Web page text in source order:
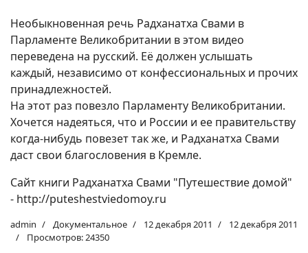
Необыкновенная речь Радханатха Свами в
Парламенте Великобритании в этом видео
переведена на русский. Её должен услышать
каждый, независимо от конфессиональных и прочих
принадлежностей.
На этот раз повезло Парламенту Великобритании.
Хочется надеяться, что и России и ее правительству
когда-нибудь повезет так же, и Радханатха Свами
даст свои благословения в Кремле.
Сайт книги Радханатха Свами "Путешествие домой"
- http://puteshestviedomoy.ru
admin Документальное 12 декабря 2011
12 декабря 2011
Просмотров: 24350